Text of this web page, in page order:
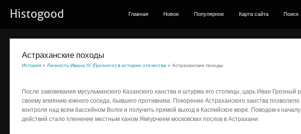
Histogood Главная Новое Популярное Карта сайта Поиск
Астраханские походы
История » Личность Ивана IV (Грозного) в истории отечества » Астраханские походы
После завовевания мусульманского Казанского ханства и штурма его столицы, царь Иван Грозный
своему влиянию южного соседа, бывшего противника. Покорение Астраханского ханства
контроля над всем бассейном Волги и получить прямой выход в Каспийское море. Поводом к
действий стало пленение местным ханом Ямгурчеем московских послов в Астрахани.